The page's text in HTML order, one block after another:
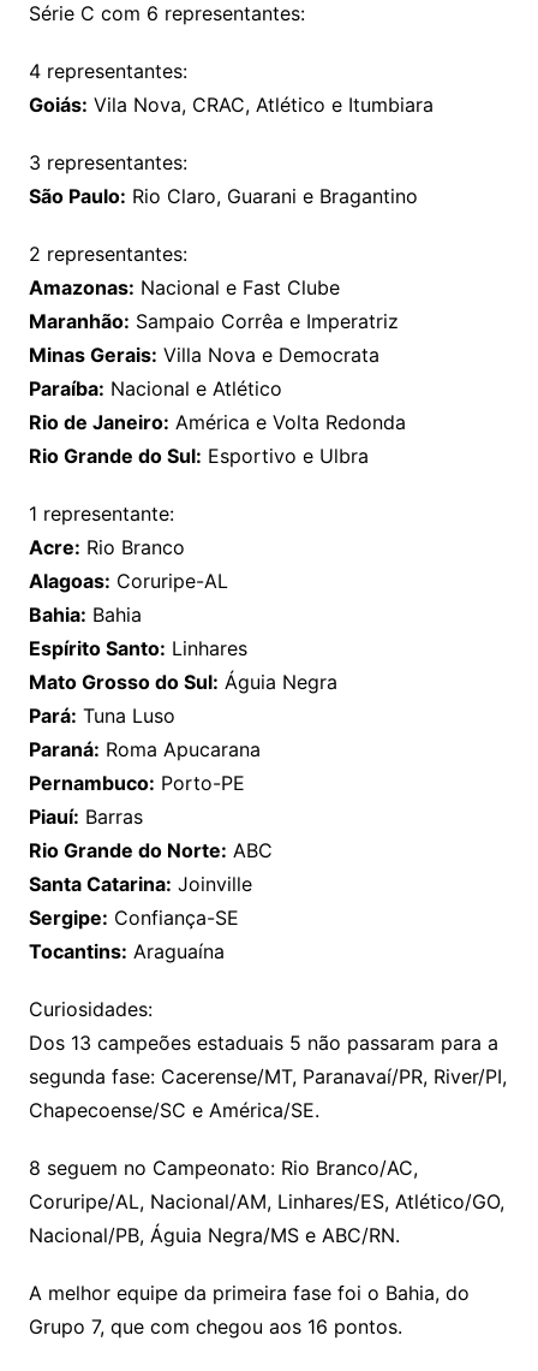
Série C com 6 representantes:
4 representantes:
Goiás: Vila Nova, CRAC, Atlético e Itumbiara
3 representantes:
São Paulo: Rio Claro, Guarani e Bragantino
2 representantes:
Amazonas: Nacional e Fast Clube
Maranhão: Sampaio Corrêa e Imperatriz
Minas Gerais: Villa Nova e Democrata
Paraíba: Nacional e Atlético
Rio de Janeiro: América e Volta Redonda
Rio Grande do Sul: Esportivo e Ulbra
1 representante:
Acre: Rio Branco
Alagoas: Coruripe-AL
Bahia: Bahia
Espírito Santo: Linhares
Mato Grosso do Sul: Águia Negra
Pará: Tuna Luso
Paraná: Roma Apucarana
Pernambuco: Porto-PE
Piauí: Barras
Rio Grande do Norte: ABC
Santa Catarina: Joinville
Sergipe: Confiança-SE
Tocantins: Araguaína
Curiosidades:
Dos 13 campeões estaduais 5 não passaram para a
segunda fase: Cacerense/MT, Paranavaí/PR, River/PI,
Chapecoense/SC e América/SE.
8 seguem no Campeonato: Rio Branco/AC,
Coruripe/AL, Nacional/AM, Linhares/ES, Atlético/GO,
Nacional/PB, Águia Negra/MS e ABC/RN.
A melhor equipe da primeira fase foi o Bahia, do
Grupo 7, que com chegou aos 16 pontos.